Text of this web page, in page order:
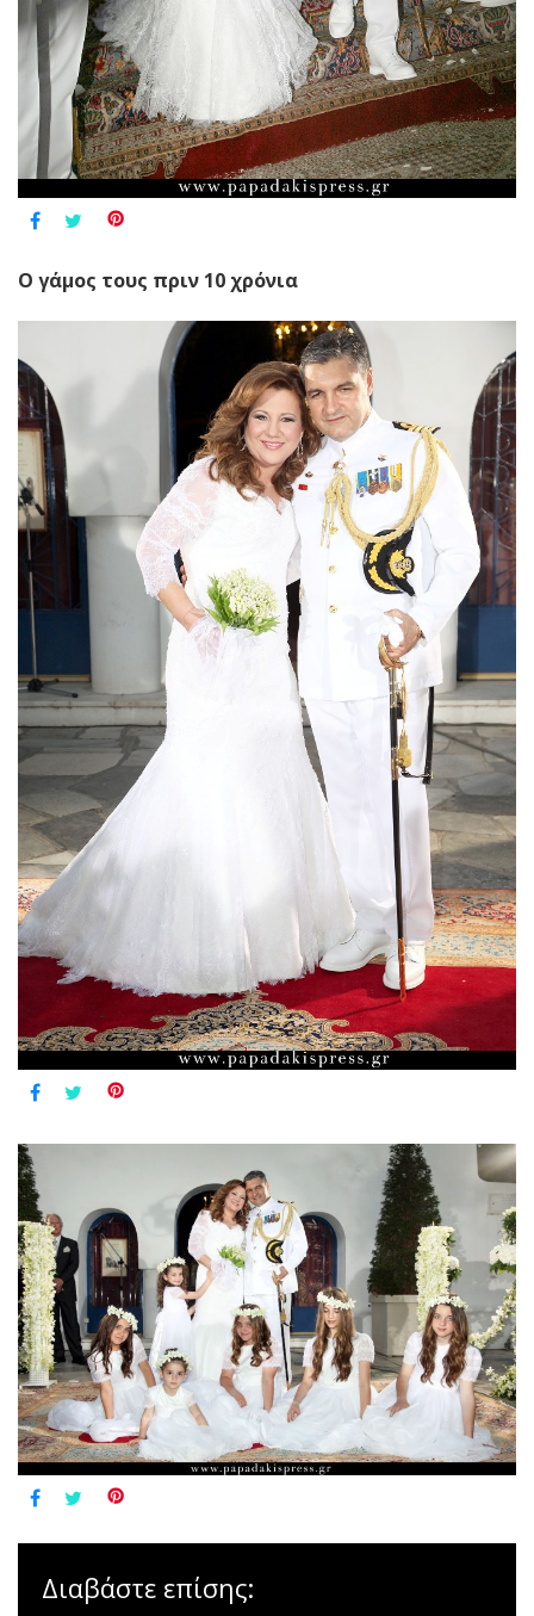
O γάμος τους πριν 10 χρόνια
Διαβάστε επίσης: